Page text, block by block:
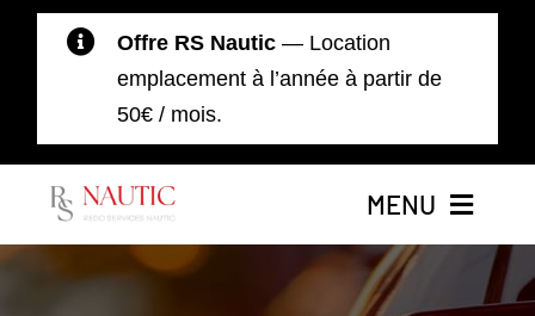
Passer
Offre RS Nautic— Location
emplacement à l’année à partir de
50€ / mois.
MENU